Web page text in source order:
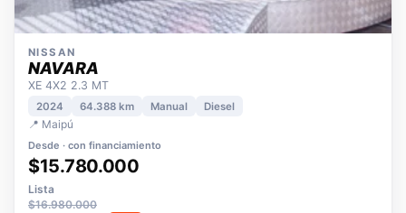
NISSAN
NAVARA
XE 4X2 2.3 MT
2024
📍 Maipú
Desde · con financiamiento
$15.780.000
Lista